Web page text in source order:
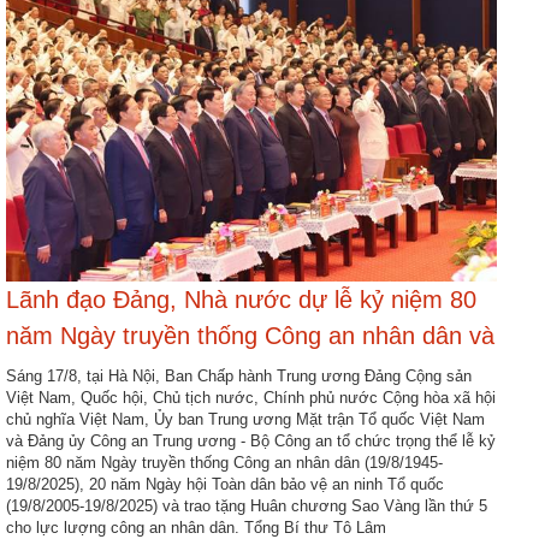
nhập
Lãnh đạo Đảng, Nhà nước dự lễ kỷ niệm 80
năm Ngày truyền thống Công an nhân dân và
đón nhận Huân chương Sao Vàng lần thứ 5
Sáng 17/8, tại Hà Nội, Ban Chấp hành Trung ương Đảng Cộng sản
Việt Nam, Quốc hội, Chủ tịch nước, Chính phủ nước Cộng hòa xã hội
chủ nghĩa Việt Nam, Ủy ban Trung ương Mặt trận Tổ quốc Việt Nam
và Đảng ủy Công an Trung ương - Bộ Công an tổ chức trọng thể lễ kỷ
niệm 80 năm Ngày truyền thống Công an nhân dân (19/8/1945-
19/8/2025), 20 năm Ngày hội Toàn dân bảo vệ an ninh Tổ quốc
(19/8/2005-19/8/2025) và trao tặng Huân chương Sao Vàng lần thứ 5
cho lực lượng công an nhân dân. Tổng Bí thư Tô Lâm